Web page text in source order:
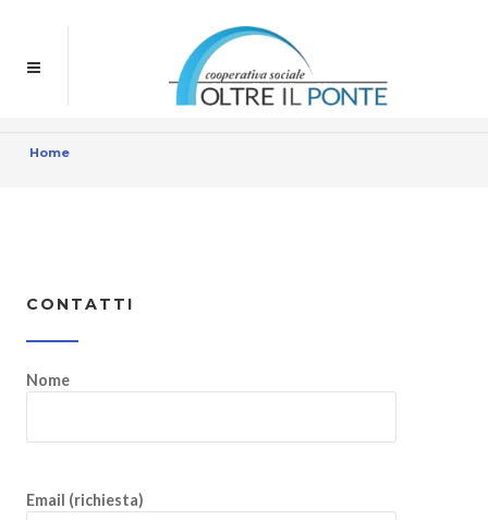
Home
CONTATTI
Nome
Email (richiesta)